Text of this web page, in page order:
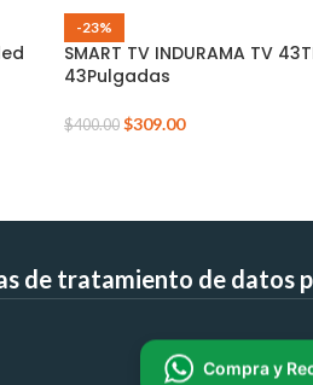
-23%
SMART TV INDURAMA TV
43Pulgadas
$400.00 $309.00
de tratamiento de datos
Compra y